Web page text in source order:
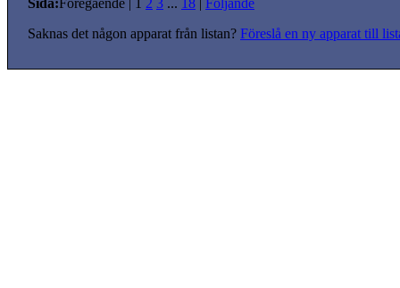
Sida:Föregående | 1 2 3 ... 18 | Följande
Saknas det någon apparat från listan? Föreslå en ny apparat till